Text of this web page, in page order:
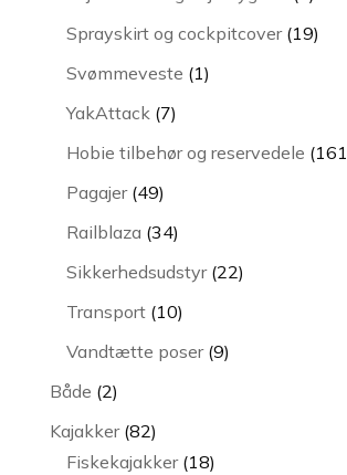
vare
Sprayskirt og cockpitcover 1919
Svømmeveste 11
YakAttack 77
Hobie tilbehør og reservedele 161
Pagajer 4949
varer
Railblaza 3434
varer
Sikkerhedsudstyr 2222
Transport 1010
varer
Vandtætte poser 99
Både 22
varer
Kajakker 8282
varer
Fiskekajakker 1818